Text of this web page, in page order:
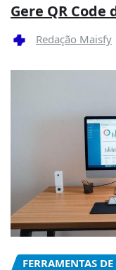
Gere QR
Redação Maisfy
FERRAMENTAS